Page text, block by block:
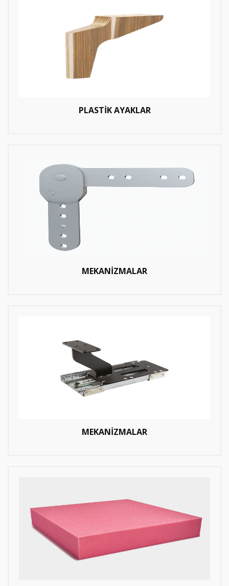
PLASTİK AYAKLAR
MEKANİZMALAR
MEKANİZMALAR